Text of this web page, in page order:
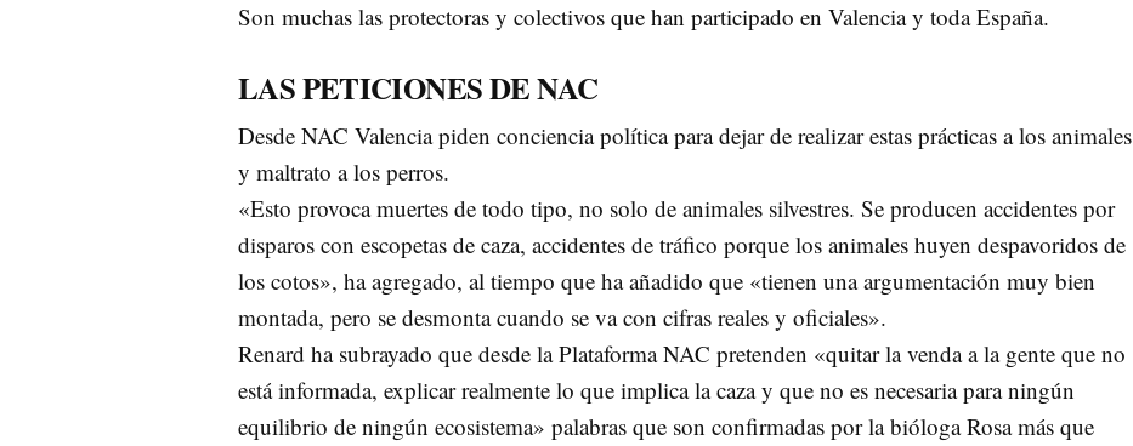
Son muchas las protectoras y colectivos que han participado en Valencia y toda España.
LAS PETICIONES DE NAC
Desde NAC Valencia piden conciencia política para dejar de realizar estas prácticas a los animales
y maltrato a los perros.
«Esto provoca muertes de todo tipo, no solo de animales silvestres. Se producen accidentes por
disparos con escopetas de caza, accidentes de tráfico porque los animales huyen despavoridos de
los cotos», ha agregado, al tiempo que ha añadido que «tienen una argumentación muy bien
montada, pero se desmonta cuando se va con cifras reales y oficiales».
Renard ha subrayado que desde la Plataforma NAC pretenden «quitar la venda a la gente que no
está informada, explicar realmente lo que implica la caza y que no es necesaria para ningún
equilibrio de ningún ecosistema» palabras que son confirmadas por la bióloga Rosa más que